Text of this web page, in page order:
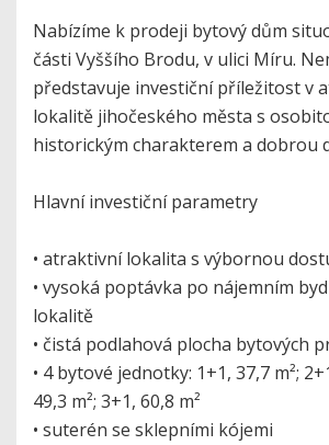
Nabízíme k prodeji bytový dům
části Vyššího Brodu, v ulici Míru.
představuje investiční příležitost v
lokalitě jihočeského města s
historickým charakterem a dobrou
Hlavní investiční parametry
• atraktivní lokalita s výbornou
• vysoká poptávka po nájemním
lokalitě
• čistá podlahová plocha bytových
• 4 bytové jednotky: 1+1, 37,7 m²;
49,3 m²; 3+1, 60,8 m²
• suterén se sklepními kójemi